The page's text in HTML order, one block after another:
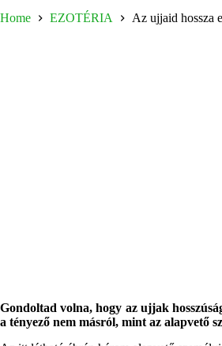
Home EZOTÉRIA Az ujjaid hossza
Gondoltad volna, hogy az ujjak
a tényező nem másról, mint az alapvető